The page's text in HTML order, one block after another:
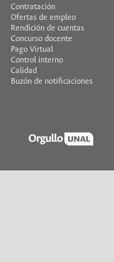
Contratación
Ofertas de empleo
Rendición de cuentas
Concurso docente
Pago Virtual
Control interno
Calidad
Buzón de notificaciones